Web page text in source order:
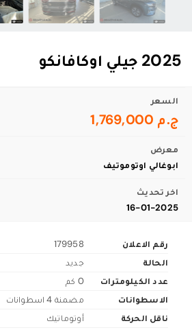
2025 جيلي اوكافانكو
السعر
ج.م 1,769,000
معرض
ابوغالي اوتوموتيف
اخر تحديث
16-01-2025
رقم الاعلان
179958
الحالة
جديد
عدد الكيلومترات
0 كم
الاسطوانات
مضمنة 4 اسطوانات
ناقل الحركة
أوتوماتيك